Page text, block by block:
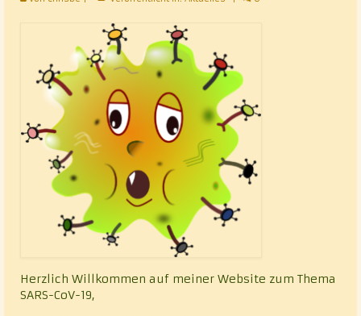
Herzlich Willkommen auf meiner Website zum Thema
SARS-CoV-19,